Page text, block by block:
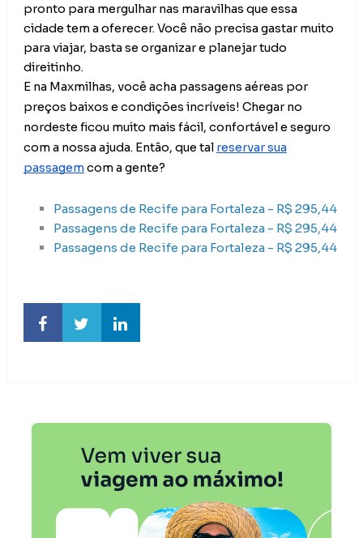
pronto para mergulhar nas maravilhas que essa
cidade tem a oferecer. Você não precisa gastar muito
para viajar, basta se organizar e planejar tudo
direitinho.
E na Maxmilhas, você acha passagens aéreas por
preços baixos e condições incríveis! Chegar no
nordeste ficou muito mais fácil, confortável e seguro
com a nossa ajuda. Então, que tal reservar sua
passagemcom a gente?
Passagens de Recife para Fortaleza - R$ 295,44
Passagens de Recife para Fortaleza - R$ 295,44
Passagens de Recife para Fortaleza - R$ 295,44